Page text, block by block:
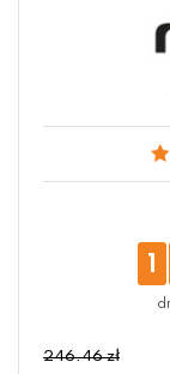
1
246.46 zł